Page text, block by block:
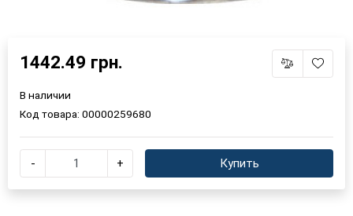
1442.49 грн.
В наличии
Код товара: 00000259680
- + Купить